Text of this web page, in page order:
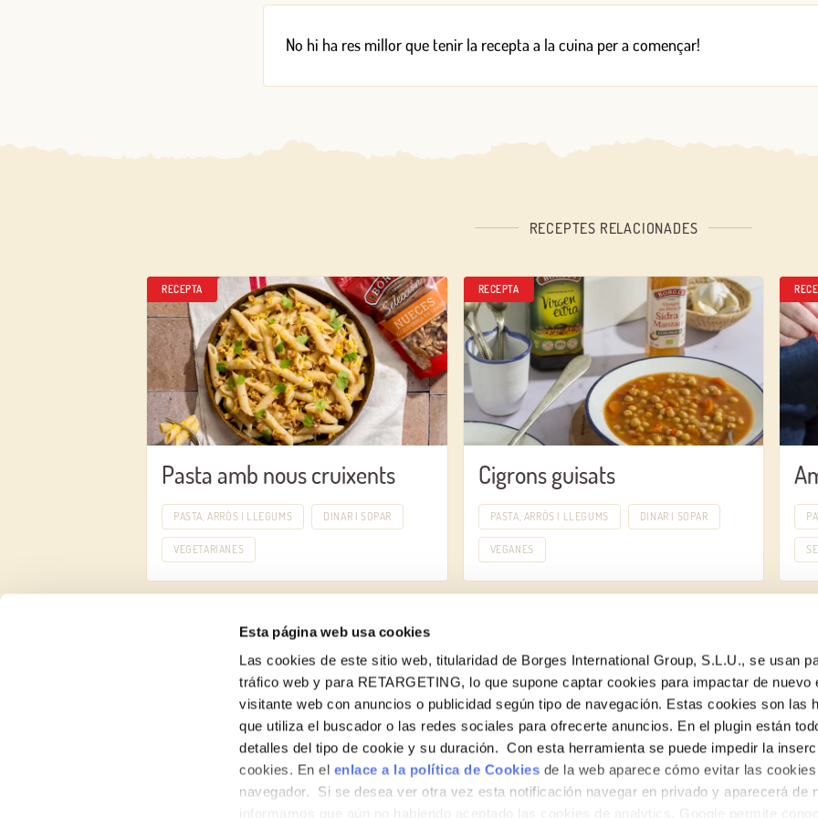
Esta página web usa cookies
Las cookies de este sitio web, titularidad de Borges International Group, S.L.U., se usan
tráfico web y para RETARGETING, lo que supone captar cookies para impactar de nuevo
visitante web con anuncios o publicidad según tipo de navegación. Estas cookies son las
que utiliza el buscador o las redes sociales para ofrecerte anuncios. En el plugin están
detalles del tipo de cookie y su duración. Con esta herramienta se puede impedir la
cookies. En el enlace a la política de Cookies de la web aparece cómo evitar las
navegador. Si se desea ver otra vez esta notificación navegar en privado y aparecerá de
informamos que aún no habiendo aceptado las cookies de analytics, Google permite
No hi ha res millor que tenir la recepta a la cuina per a començar!
RECEPTES RELACIONADES
RECEPTA
Pasta amb nous cruixents
PASTA, ARRÒS I LLEGUMS DINAR I SOPAR
VEGETARIANES
RECEPTA
Cigrons guisats
PASTA, ARRÒS I LLEGUMS DINAR I SOPAR
VEGANES
Vols conèixer totes les nostres novetats?
Subscriu-te a la newsletter de Borges
Newsletter